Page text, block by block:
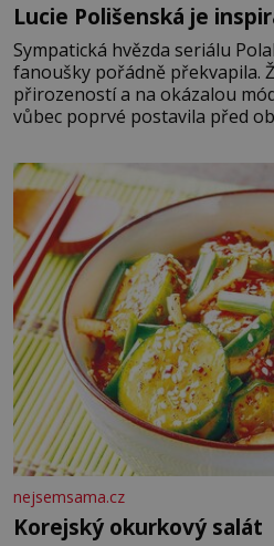
Lucie Polišenská je
Sympatická hvězda seriálu
fanoušky pořádně překvapila.
přirozeností a na okázalou
vůbec poprvé postavila před
nejsemsama.cz
Korejský okurkový salát